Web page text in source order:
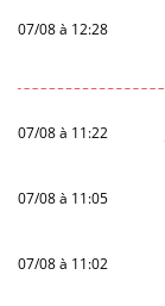
07/08 à 12:28
07/08 à 11:22
07/08 à 11:05
07/08 à 11:02